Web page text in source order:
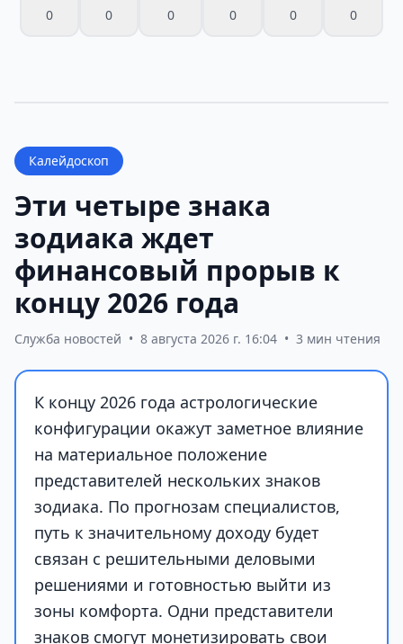
0 0 0 0 0 0
Калейдоскоп
Эти четыре знака
зодиака ждет
финансовый прорыв к
концу 2026 года
Служба новостей • 8 августа 2026 г. 16:04 • 3 мин чтения
К концу 2026 года астрологические
конфигурации окажут заметное влияние
на материальное положение
представителей нескольких знаков
зодиака. По прогнозам специалистов,
путь к значительному доходу будет
связан с решительными деловыми
решениями и готовностью выйти из
зоны комфорта. Одни представители
знаков смогут монетизировать свои